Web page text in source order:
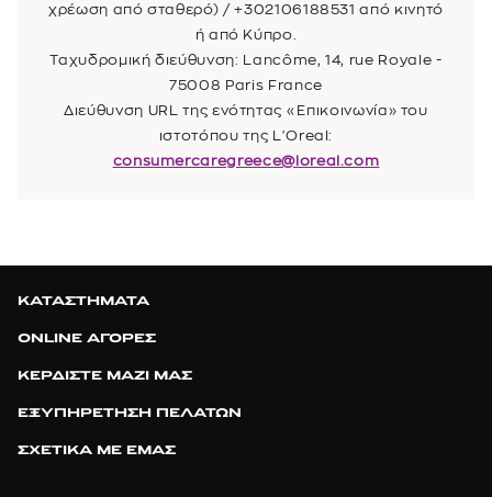
χρέωση από σταθερό) / +302106188531 από κινητό
ή από Κύπρο.
Ταχυδρομική διεύθυνση: Lancôme, 14, rue Royale -
75008 Paris France
Διεύθυνση URL της ενότητας «Επικοινωνία» του
ιστοτόπου της L'Oreal:
consumercaregreece@loreal.com
ΚΑΤΑΣΤΗΜΑΤΑ
ONLINE ΑΓΟΡΕΣ
ΚΕΡΔΙΣΤΕ ΜΑΖΙ ΜΑΣ
ΕΞΥΠΗΡΕΤΗΣΗ ΠΕΛΑΤΩΝ
ΣΧΕΤΙΚΑ ΜΕ ΕΜΑΣ